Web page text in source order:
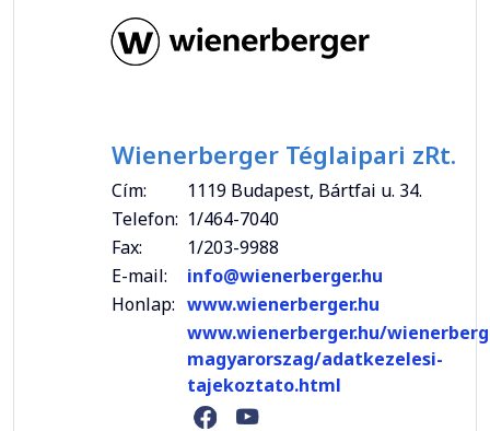
Wienerberger Téglaipari zRt.
Cím:
1119 Budapest, Bártfai u. 34.
Telefon: 1/464-7040
Fax:
1/203-9988
E-mail:
info@wienerberger.hu
Honlap: www.wienerberger.hu
www.wienerberger.hu/
magyarorszag/adatkezelesi-
tajekoztato.html